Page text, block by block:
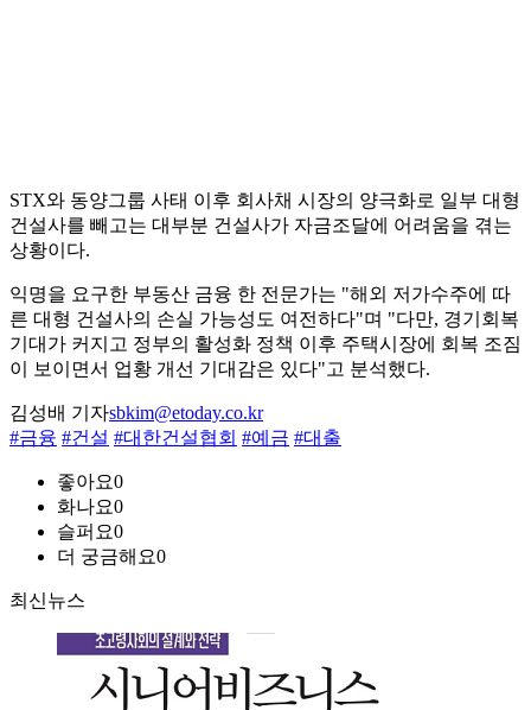
STX와 동양그룹 사태 이후 회사채 시장의 양극화로 일부 대형
건설사를 빼고는 대부분 건설사가 자금조달에 어려움을 겪는
상황이다.
익명을 요구한 부동산 금융 한 전문가는 "해외 저가수주에 따
른 대형 건설사의 손실 가능성도 여전하다"며 "다만, 경기회복
기대가 커지고 정부의 활성화 정책 이후 주택시장에 회복 조짐
이 보이면서 업황 개선 기대감은 있다"고 분석했다.
김성배 기자sbkim@etoday.co.kr
#금융 #건설 #대한건설협회 #예금 #대출
좋아요0
화나요0
슬퍼요0
더 궁금해요0
최신뉴스